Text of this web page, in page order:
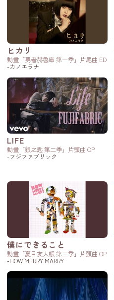
ヒカリ
動畫「勇者赫魯庫 第一季」片尾曲 ED
-カノエラナ
LIFE
動畫「銀之匙 第二季」片頭曲 OP
-フジファブリック
僕にできること
動畫「夏目友人帳 第三季」片頭曲 OP
-HOW MERRY MARRY